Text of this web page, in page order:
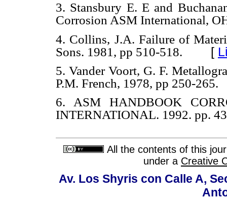
3. Stansbury E. E and
Corrosion ASM International,
4. Collins, J.A. Failure of
Sons. 1981, pp 510-518. [
5. Vander Voort, G. F.
P.M. French, 1978, pp 250-265.
6. ASM HANDBOOK
INTERNATIONAL. 1992. pp.
All the contents of this
under a Creative
Av. Los Shyris con Calle A,